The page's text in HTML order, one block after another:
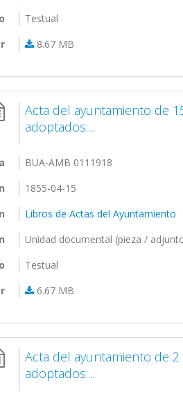
Testual
8.67 MB
Acta del ayuntamiento de
adoptados:...
BUA-AMB 0111918
1855-04-15
Libros de Actas del Ayuntamiento
Unidad documental (pieza /
Testual
6.67 MB
Acta del ayuntamiento de
adoptados:...